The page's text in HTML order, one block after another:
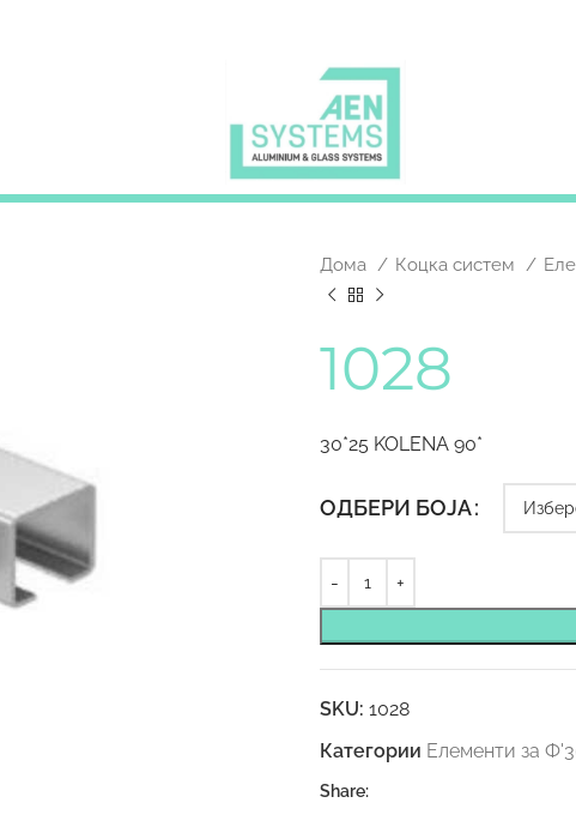
Дома Коцка систем
1028
30*25 KOLENA 90*
ОДБЕРИ БОЈА
SKU: 1028
Категории Елементи за
Share: